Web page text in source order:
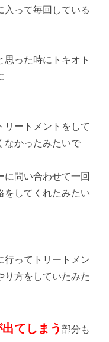
入って毎回している
った時にトキオト
リートメントをして
なかったみたいで
に問い合わせて一回
をしてくれたみたい
行ってトリートメン
り方をしていたみた
てしまう部分も